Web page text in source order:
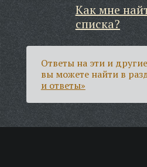
Как мне
списка?
Ответы на эти и
вы можете найти в
и ответы»